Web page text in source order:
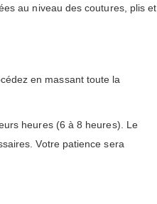
au niveau des coutures, plis et
en massant toute la
heures (6 à 8 heures). Le
Votre patience sera